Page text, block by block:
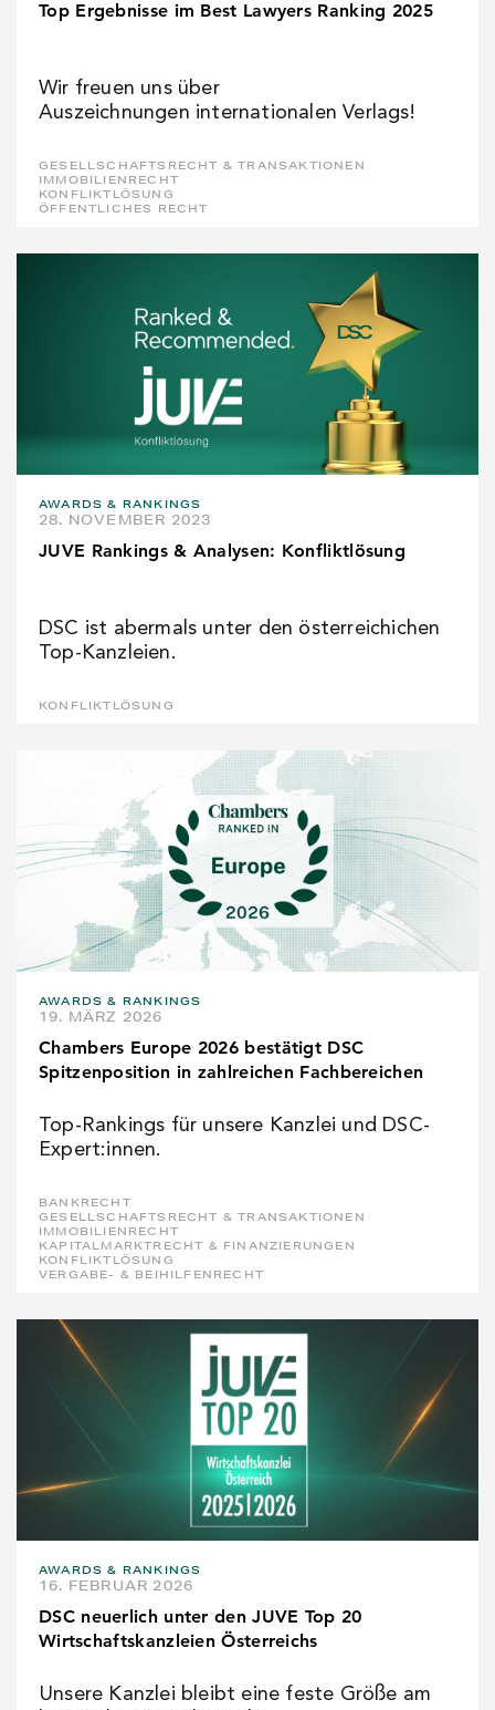
Top Ergebnisse im Best Lawyers Ranking 2025
Wir freuen uns über
Auszeichnungen internationalen Verlags!
GESELLSCHAFTSRECHT & TRANSAKTIONEN
IMMOBILIENRECHT
KONFLIKTLÖSUNG
ÖFFENTLICHES RECHT
AWARDS & RANKINGS
28. NOVEMBER 2023
JUVE Rankings & Analysen: Konfliktlösung
DSC ist abermals unter den österreichichen
Top-Kanzleien.
KONFLIKTLÖSUNG
AWARDS & RANKINGS
19. MÄRZ 2026
Chambers Europe 2026 bestätigt DSC
Spitzenposition in zahlreichen Fachbereichen
Top-Rankings für unsere Kanzlei und DSC-
Expert:innen.
BANKRECHT
GESELLSCHAFTSRECHT & TRANSAKTIONEN
IMMOBILIENRECHT
KAPITALMARKTRECHT & FINANZIERUNGEN
KONFLIKTLÖSUNG
VERGABE- & BEIHILFENRECHT
AWARDS & RANKINGS
16. FEBRUAR 2026
DSC neuerlich unter den JUVE Top 20
Wirtschaftskanzleien Österreichs
Unsere Kanzlei bleibt eine feste Größe am